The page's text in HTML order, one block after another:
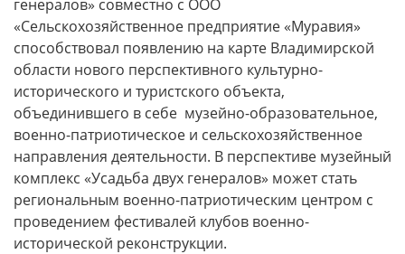
генералов» совместно с ООО
«Сельскохозяйственное предприятие «Муравия»
способствовал появлению на карте Владимирской
области нового перспективного культурно-
исторического и туристского объекта,
объединившего в себе музейно-образовательное,
военно-патриотическое и сельскохозяйственное
направления деятельности. В перспективе музейный
комплекс «Усадьба двух генералов» может стать
региональным военно-патриотическим центром с
проведением фестивалей клубов военно-
исторической реконструкции.